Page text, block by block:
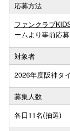
応募方法
ファンクラブ
ームより事前応募
対象者
2026年度阪神タ
募集人数
各日11名(抽選)